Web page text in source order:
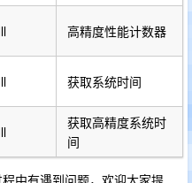
高精度性能计数器
获取系统时间
获取高精度系统时
间
中有遇到问题，欢迎大家提